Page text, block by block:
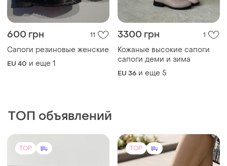
600 грн 11
Сапоги резиновые женские
EU 40 и еще 1
3300 грн 1
Кожаные высокие сапоги
сапоги деми и зима
EU 36 и еще 5
ТОП объявлений
TOP TOP